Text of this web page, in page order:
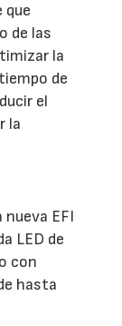
que
de las
la
de
el
la
EFI
LED de
con
hasta